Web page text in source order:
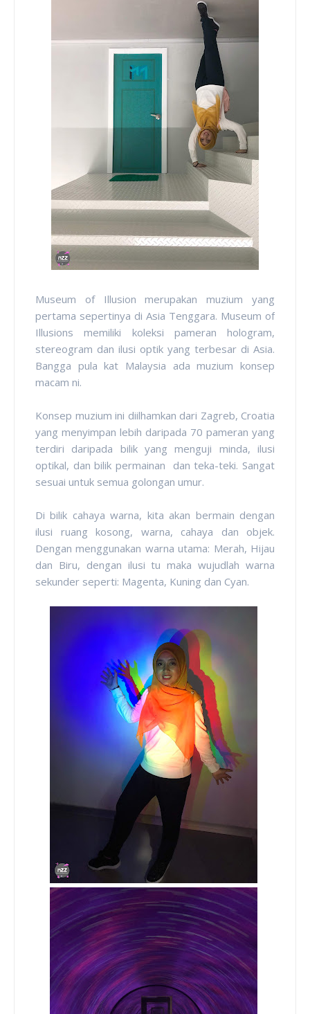
Museum of Illusion merupakan muzium yang
pertama sepertinya di Asia Tenggara. Museum of
Illusions memiliki koleksi pameran hologram,
stereogram dan ilusi optik yang terbesar di Asia.
Bangga pula kat Malaysia ada muzium konsep
macam ni.
Konsep muzium ini diilhamkan dari Zagreb, Croatia
yang menyimpan lebih daripada 70 pameran yang
terdiri daripada bilik yang menguji minda, ilusi
optikal, dan bilik permainan dan teka-teki. Sangat
sesuai untuk semua golongan umur.
Di bilik cahaya warna, kita akan bermain dengan
ilusi ruang kosong, warna, cahaya dan objek.
Dengan menggunakan warna utama: Merah, Hijau
dan Biru, dengan ilusi tu maka wujudlah warna
sekunder seperti: Magenta, Kuning dan Cyan.